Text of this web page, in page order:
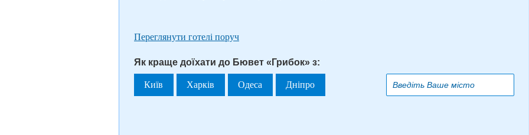
Переглянути готелі поруч
Як краще доїхати до Бювет «Грибок» з:
Київ Харків Одеса Дніпро